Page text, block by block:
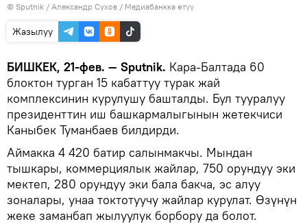
© Sputnik / Александр Сухов / Медиабанкка өтүү
Жазылуу
БИШКЕК, 21-фев. — Sputnik. Кара-Балтада 60
блоктон турган 15 кабаттуу турак жай
комплексинин курулушу башталды. Бул тууралуу
президенттин иш башкармалыгынын жетекчиси
Каныбек Туманбаев билдирди.
Аймакка 4 420 батир салынмакчы. Мындан
тышкары, коммерциялык жайлар, 750 орундуу эки
мектеп, 280 орундуу эки бала бакча, эс алуу
зоналары, унаа токтотуучу жайлар курулат. Өзүнүн
жеке заманбап жылуулук борбору да болот.